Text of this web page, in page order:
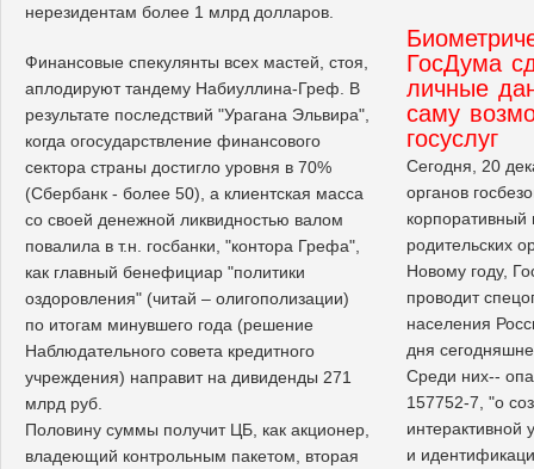
нерезидентам более 1 млрд долларов.
Финансовые спекулянты всех мастей, стоя,
аплодируют тандему Набиуллина-Греф. В
результате последствий "Урагана Эльвира",
когда огосударствление финансового
сектора страны достигло уровня в 70%
(Сбербанк - более 50), а клиентская масса
со своей денежной ликвидностью валом
повалила в т.н. госбанки, "контора Грефа",
как главный бенефициар "политики
оздоровления" (читай – олигополизации)
по итогам минувшего года (решение
Наблюдательного совета кредитного
учреждения) направит на дивиденды 271
млрд руб.
Половину суммы получит ЦБ, как акционер,
владеющий контрольным пакетом, вторая
ГосДума
личные
саму
госуслуг
Сегодня, 20
органов
корпоративный
родительских
Новому году,
проводит
населения
дня
Среди них--
157752-7, "о
интерактивной
и